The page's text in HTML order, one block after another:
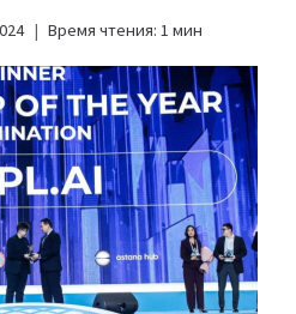
Время чтения: 1 мин